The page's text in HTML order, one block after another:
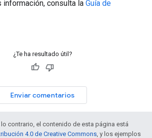
información, consulta la Guía de
¿Te ha resultado útil?
Enviar comentarios
contrario, el contenido de esta página está
4.0 de Creative Commons, y los ejemplos